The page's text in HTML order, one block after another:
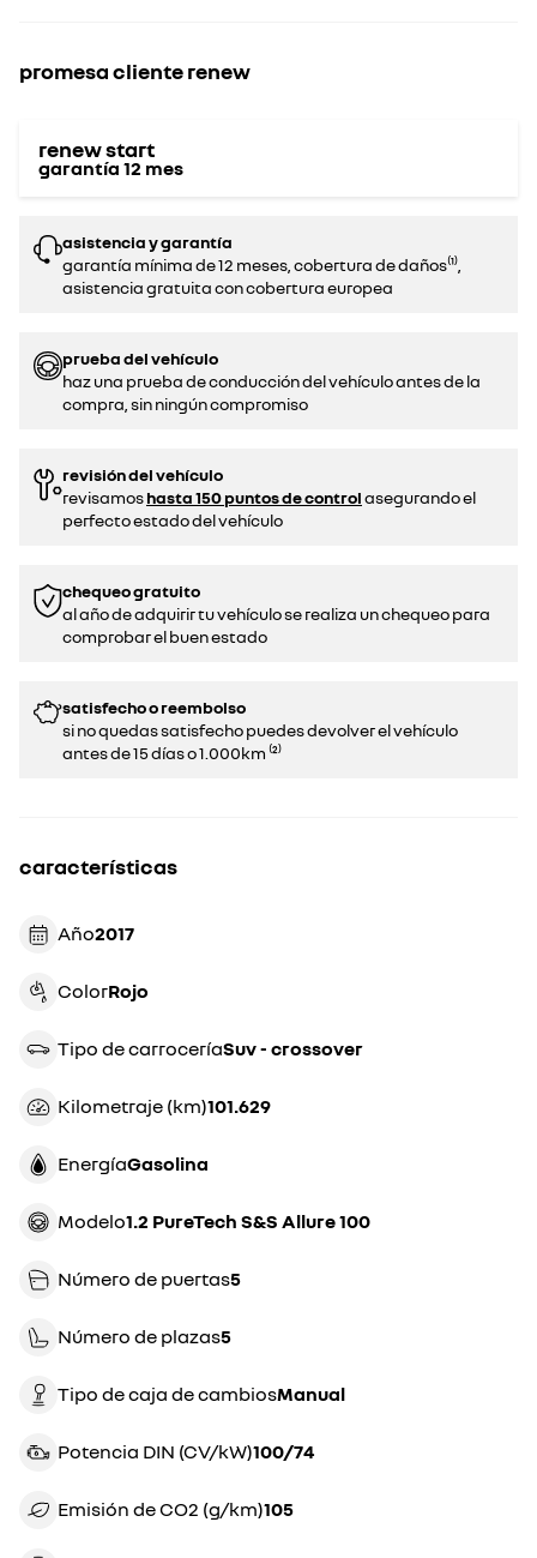
promesa cliente renew
renew start
garantía 12 mes
asistencia y garantía
garantía mínima de 12 meses, cobertura de daños⁽¹⁾,
asistencia gratuita con cobertura europea
prueba del vehículo
haz una prueba de conducción del vehículo antes de la
compra, sin ningún compromiso‌
revisión del vehículo
revisamoshasta 150 puntos de controlasegurando el
perfecto estado del vehículo
chequeo gratuito
al año de adquirir tu vehículo se realiza un chequeo para
comprobar el buen estado​​
satisfecho o reembolso
si no quedas satisfecho puedes devolver el vehículo
antes de 15 días o 1.000km ⁽²⁾
características
Año 2017
Color rojo
Tipo de carrocería suv - crossover
Kilometraje (km) 101.629
Energía gasolina
Modelo 1.2 PureTech S&S Allure 100
Número de puertas5
Número de plazas5
Tipo de caja de cambios manual
Potencia DIN (CV/kW) 100/74
Emisión de CO2 (g/km) 105